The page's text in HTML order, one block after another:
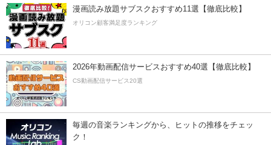
漫画読み放題サブスクおすすめ11選【徹底比較】
オリコン顧客満足度ランキング
2026年動画配信サービスおすすめ40選【徹底比較】
CS動画配信サービス20選
毎週の音楽ランキングから、ヒットの推移をチェッ
ク！